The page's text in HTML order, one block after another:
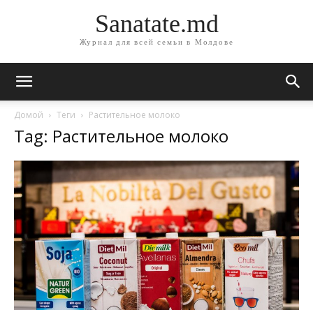
Sanatate.md
Журнал для всей семьи в Молдове
Домой Теги Растительное молоко
Tag: Растительное молоко